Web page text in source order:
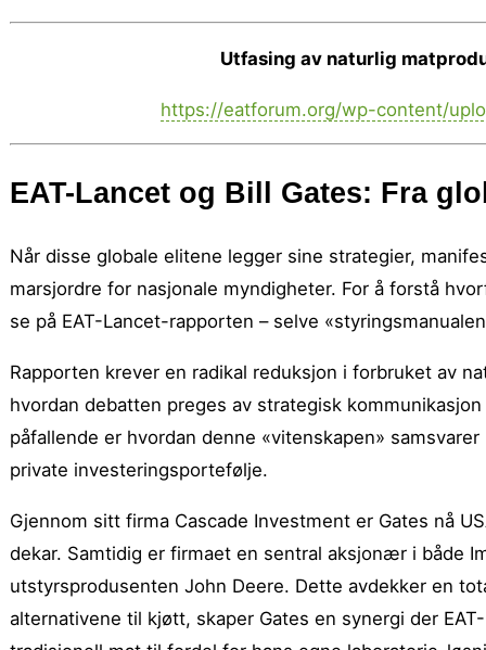
Utfasing av naturlig
https://eatforum.org/wp-content/
EAT-Lancet og Bill Gates: Fra
Når disse globale elitene legger sine strategier,
marsjordre for nasjonale myndigheter. For å forstå
se på EAT-Lancet-rapporten – selve
Rapporten krever en radikal reduksjon i forbruket av
hvordan debatten preges av strategisk
påfallende er hvordan denne «vitenskapen» samsvarer
private investeringsportefølje.
Gjennom sitt firma Cascade Investment er Gates nå
dekar. Samtidig er firmaet en sentral aksjonær i både
utstyrsprodusenten John Deere. Dette avdekker en
alternativene til kjøtt, skaper Gates en synergi der